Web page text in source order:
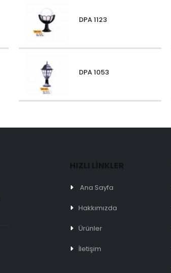
DPA 1123
DPA 1053
HIZLI LİNKLER
Ana Sayfa
Hakkımızda
Ürünler
İletişim